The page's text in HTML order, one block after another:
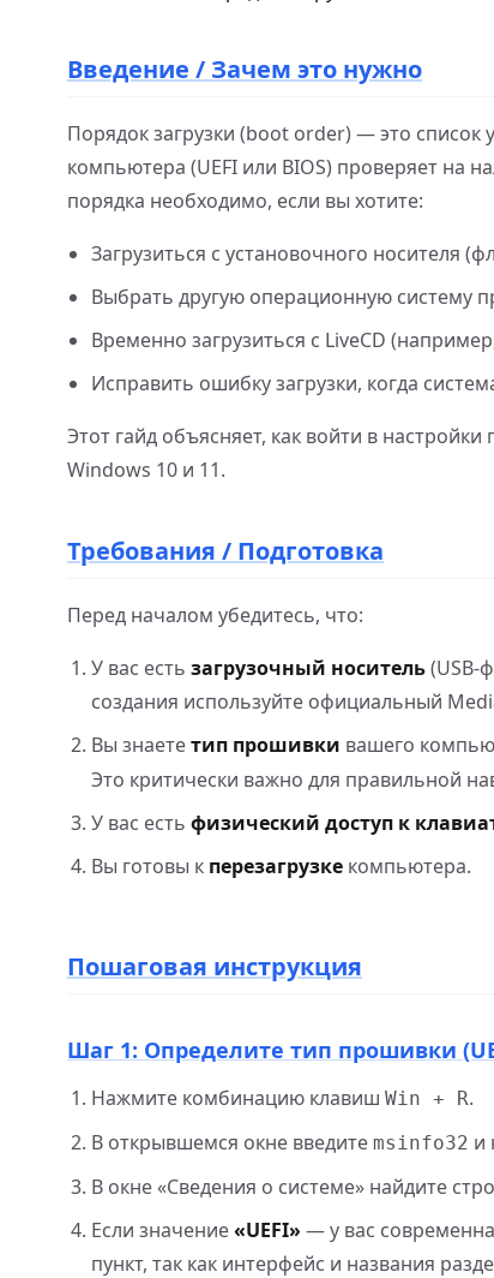
Введение / Зачем это нужно
Порядок загрузки (boot order) — это список
компьютера (UEFI или BIOS) проверяет на
порядка необходимо, если вы хотите:
Загрузиться с установочного носителя
Выбрать другую операционную систему
Временно загрузиться с LiveCD
Исправить ошибку загрузки, когда
Этот гайд объясняет, как войти в
Windows 10 и 11.
Требования / Подготовка
Перед началом убедитесь, что:
У вас есть загрузочный носитель(USB-
создания используйте официальный
Вы знаететип прошивки вашего
Это критически важно для правильной
У вас есть физический доступ к
Вы готовы к перезагрузке компьютера.
Пошаговая инструкция
Шаг 1: Определите тип прошивки
Нажмите комбинацию клавиш Win + R.
В открывшемся окне введите msinfo32 и
В окне «Сведения о системе» найдите
Если значение«UEFI» — у вас
пункт, так как интерфейс и названия